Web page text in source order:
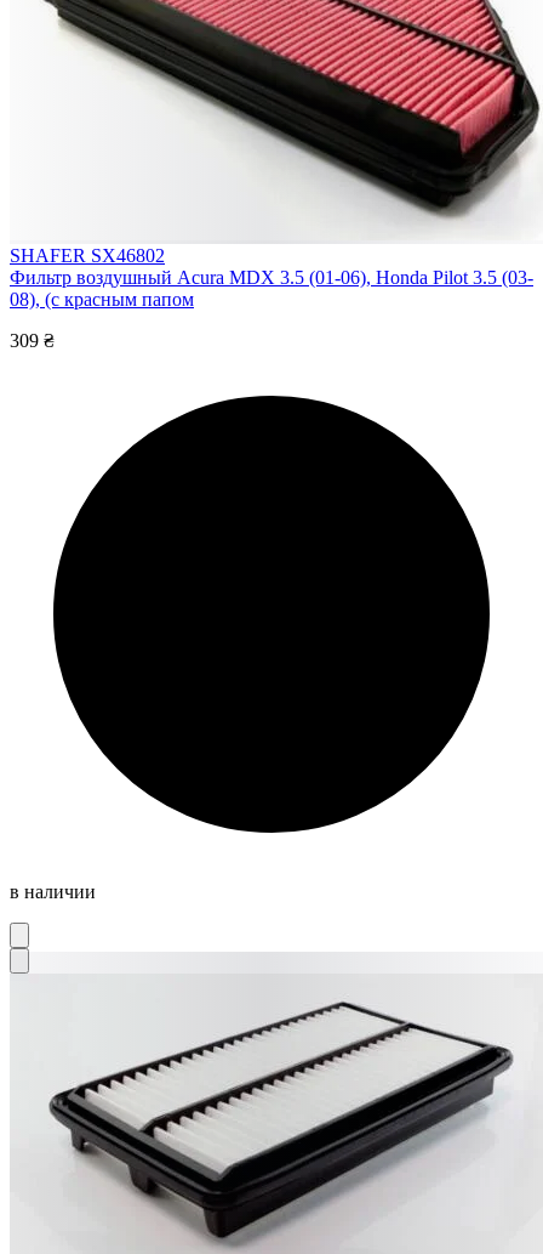
SHAFER SX46802
Фильтр воздушный Acura MDX 3.5 (01-06), Honda Pilot 3.5 (03-
08), (с красным папом
309 ₴
в наличии